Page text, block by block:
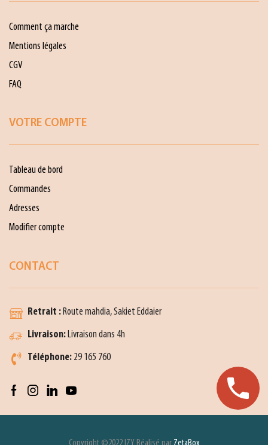
Comment ça marche
Mentions légales
CGV
FAQ
VOTRE COMPTE
Tableau de bord
Commandes
Adresses
Modifier compte
CONTACT
Retrait :Route mahdia, Sakiet Eddaier
Livraison:Livraison dans 4h
Téléphone: 29 165 760